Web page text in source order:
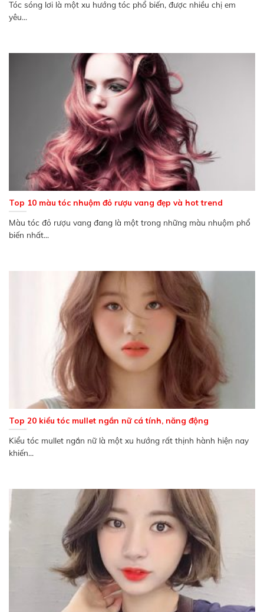
Tóc sóng lơi là một xu hướng tóc phổ biến, được nhiều chị em
yêu...
Top 10 màu tóc nhuộm đỏ rượu vang đẹp và hot trend
Màu tóc đỏ rượu vang đang là một trong những màu nhuộm phổ
biến nhất...
Top 20 kiểu tóc mullet ngắn nữ cá tính, năng động
Kiểu tóc mullet ngắn nữ là một xu hướng rất thịnh hành hiện nay
khiến...